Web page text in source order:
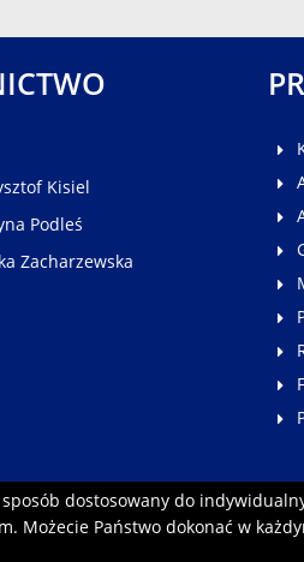
dostosowany do
Możecie Państwo dokonać w
Kisiel
Podleś
Zacharzewska